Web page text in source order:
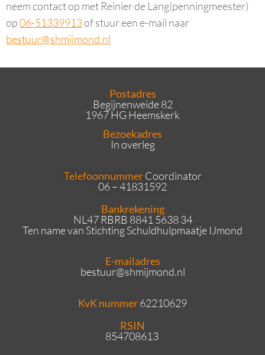
neem contact op met Reinier de Lang(penningmeester)
op06-51339913of stuur een e-mail naar
bestuur@shmijmond.nl
Postadres
Begijnenweide 82
1967 HG Heemskerk
Bezoekadres
In overleg
TelefoonnummerCoordinator
06 – 41831592
Bankrekening
NL47 RBRB 8841 5638 34
Ten name van Stichting Schuldhulpmaatje IJmond
E-mailadres
bestuur@shmijmond.nl
KvK nummer62210629
RSIN
854708613